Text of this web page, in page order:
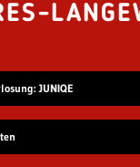
JUNIQE